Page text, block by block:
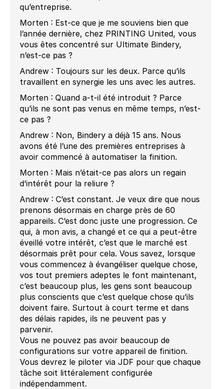
qu’entreprise.
Morten : Est-ce que je me souviens bien que
l’année dernière, chez PRINTING United, vous
vous êtes concentré sur Ultimate Bindery,
n’est-ce pas ?
Andrew : Toujours sur les deux. Parce qu’ils
travaillent en synergie les uns avec les autres.
Morten : Quand a-t-il été introduit ? Parce
qu’ils ne sont pas venus en même temps, n’est-
ce pas ?
Andrew : Non, Bindery a déjà 15 ans. Nous
avons été l’une des premières entreprises à
avoir commencé à automatiser la finition.
Morten : Mais n’était-ce pas alors un regain
d’intérêt pour la reliure ?
Andrew : C’est constant. Je veux dire que nous
prenons désormais en charge près de 60
appareils. C’est donc juste une progression. Ce
qui, à mon avis, a changé et ce qui a peut-être
éveillé votre intérêt, c’est que le marché est
désormais prêt pour cela. Vous savez, lorsque
vous commencez à évangéliser quelque chose,
vos tout premiers adeptes le font maintenant,
c’est beaucoup plus, les gens sont beaucoup
plus conscients que c’est quelque chose qu’ils
doivent faire. Surtout à court terme et dans
des délais rapides, ils ne peuvent pas y
parvenir.
Vous ne pouvez pas avoir beaucoup de
configurations sur votre appareil de finition.
Vous devrez le piloter via JDF pour que chaque
tâche soit littéralement configurée
indépendamment.